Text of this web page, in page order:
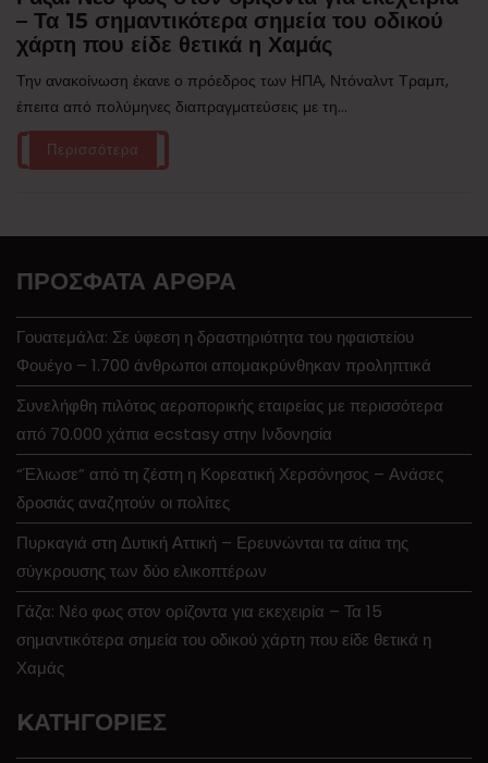
– Τα 15 σημαντικότερα σημεία του οδικού
χάρτη που είδε θετικά η Χαμάς
Την ανακοίνωση έκανε ο πρόεδρος των ΗΠΑ, Ντόναλντ Τραμπ,
έπειτα από πολύμηνες διαπραγματεύσεις με τη...
Περισσότερα
ΠΡΌΣΦΑΤΑ ΆΡΘΡΑ
Γουατεμάλα: Σε ύφεση η δραστηριότητα του ηφαιστείου
Φουέγο – 1.700 άνθρωποι απομακρύνθηκαν προληπτικά
Συνελήφθη πιλότος αεροπορικής εταιρείας με περισσότερα
από 70.000 χάπια ecstasy στην Ινδονησία
“Έλιωσε” από τη ζέστη η Κορεατική Χερσόνησος – Ανάσες
δροσιάς αναζητούν οι πολίτες
Πυρκαγιά στη Δυτική Αττική – Ερευνώνται τα αίτια της
σύγκρουσης των δύο ελικοπτέρων
Γάζα: Νέο φως στον ορίζοντα για εκεχειρία – Τα 15
σημαντικότερα σημεία του οδικού χάρτη που είδε θετικά η
Χαμάς
KΑΤΗΓΟΡΊΕΣ